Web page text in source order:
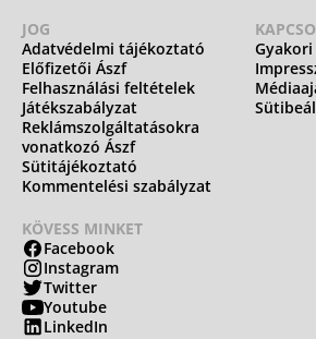
JOG
Adatvédelmi tájékoztató
Előfizetői Ászf
Felhasználási feltételek
Játékszabályzat
Reklámszolgáltatásokra
vonatkozó Ászf
Sütitájékoztató
Kommentelési szabályzat
KÖVESS MINKET
Facebook
Instagram
Twitter
Youtube
LinkedIn